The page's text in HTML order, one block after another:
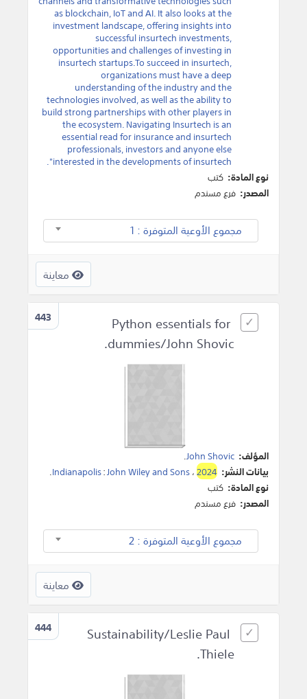
as blockchain, IoT and AI. It also looks at the
investment landscape, offering insights into
successful insurtech investments,
opportunities and challenges of investing in
insurtech startups.To succeed in insurtech,
organizations must have a deep
understanding of the industry and the
technologies involved, as well as the ability to
build strong partnerships with other players in
the ecosystem. Navigating Insurtech is an
essential read for insurance and insurtech
professionals, investors and anyone else
interested in the developments of insurtech".
نوع المادة: كتب
المصدر: فرع مسندم
مجموع الأوعية المتوفرة : 1
معاينة
443
Python essentials for
dummies/John Shovic.
المؤلف: John Shovic
.
بيانات النشر:
Indianapolis:John Wiley and Sons،2024
.
نوع المادة: كتب
المصدر: فرع مسندم
مجموع الأوعية المتوفرة : 2
معاينة
444
Sustainability/Leslie Paul
Thiele.